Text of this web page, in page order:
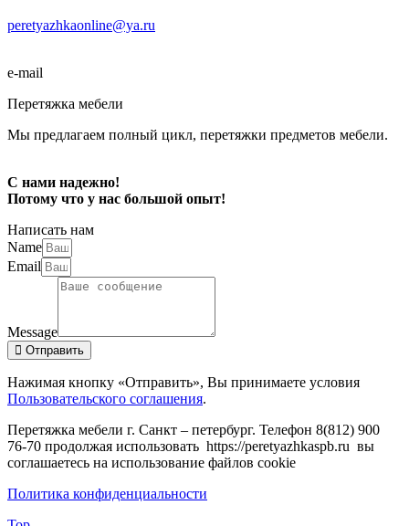
peretyazhkaonline@ya.ru
e-mail
Перетяжка мебели
Мы предлагаем полный цикл, перетяжки предметов мебели.
С нами надежно!
Потому что у нас большой опыт!
Написать нам
Name
Email
Message
Отправить
Нажимая кнопку «Отправить», Вы принимаете условия
Пользовательского соглашения.
Перетяжка мебели г. Санкт – петербург. Телефон 8(812) 900
76-70 продолжая использовать https://peretyazhkaspb.ru вы
соглашаетесь на использование файлов cookie
Политика конфиденциальности